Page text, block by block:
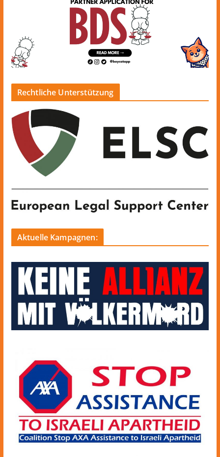
Rechtliche Unterstützung
Aktuelle Kampagnen: